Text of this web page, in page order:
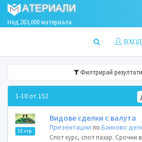
Над 283,000 материала
ВХОД
Филтрирай
1-10 от 152
12 стр.
Видове сделки с валута
Презентации поБанково
Спот курс, спот пазар. Срочни